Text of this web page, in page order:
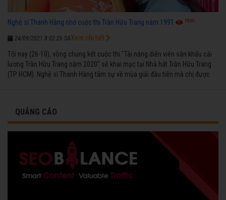
Nghệ sĩ Thanh Hằng nhớ cuộc thi Trần Hữu Trang năm 1991 1930
24/09/2021 8:02:26 SA
Tối nay (26-10), vòng chung kết cuộc thi "Tài năng diễn viên sân khấu cải
lương Trần Hữu Trang năm 2020" sẽ khai mạc tại Nhà hát Trần Hữu Trang
(TP HCM). Nghệ sĩ Thanh Hằng tâm sự về mùa giải đầu tiên mà chị được
Xem chi tiết
QUẢNG CÁO